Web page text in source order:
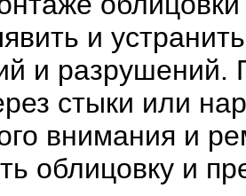
и
и разрушений.
стыки или
внимания и
облицовку и